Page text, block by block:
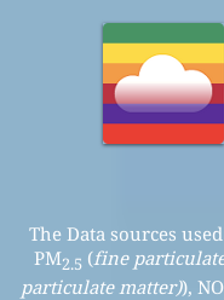
The Data sources
PM2.5 (fine
particulate matter)), NO